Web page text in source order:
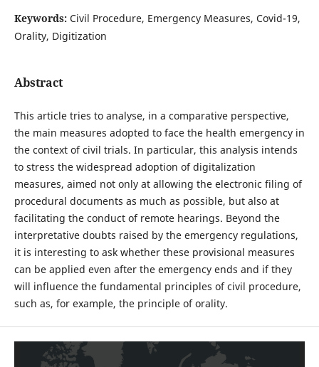
Keywords: Civil Procedure, Emergency Measures, Covid-19,
Orality, Digitization
Abstract
This article tries to analyse, in a comparative perspective,
the main measures adopted to face the health emergency in
the context of civil trials. In particular, this analysis intends
to stress the widespread adoption of digitalization
measures, aimed not only at allowing the electronic filing of
procedural documents as much as possible, but also at
facilitating the conduct of remote hearings. Beyond the
interpretative doubts raised by the emergency regulations,
it is interesting to ask whether these provisional measures
can be applied even after the emergency ends and if they
will influence the fundamental principles of civil procedure,
such as, for example, the principle of orality.